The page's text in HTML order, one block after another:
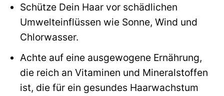
Schütze Dein Haar vor schädlichen
Umwelteinflüssen wie Sonne, Wind und
Chlorwasser.
Achte auf eine ausgewogene Ernährung,
die reich an Vitaminen und Mineralstoffen
ist, die für ein gesundes Haarwachstum